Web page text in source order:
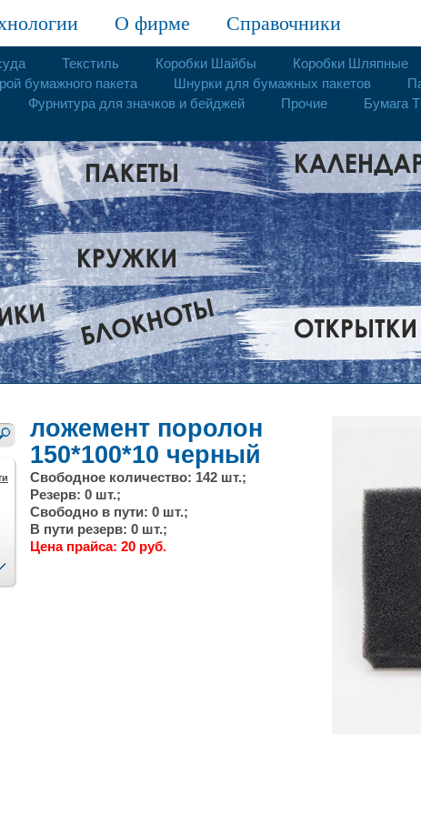
О фирме Справочники
Текстиль Коробки Шайбы Коробки Шляпные
бумажного пакета Шнурки для бумажных пакетов
Фурнитура для значков и бейджей Прочие
Бумага
ложемент поролон
150*100*10 черный
Свободное количество: 142 шт.;
Резерв: 0 шт.;
Свободно в пути: 0 шт.;
В пути резерв: 0 шт.;
Цена прайса: 20 руб.